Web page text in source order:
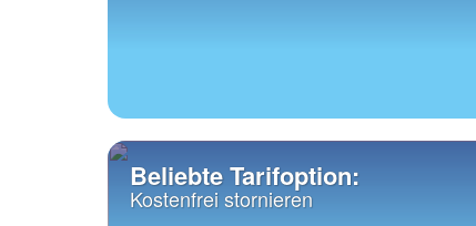
Beliebte Tarifoption:
Kostenfrei stornieren